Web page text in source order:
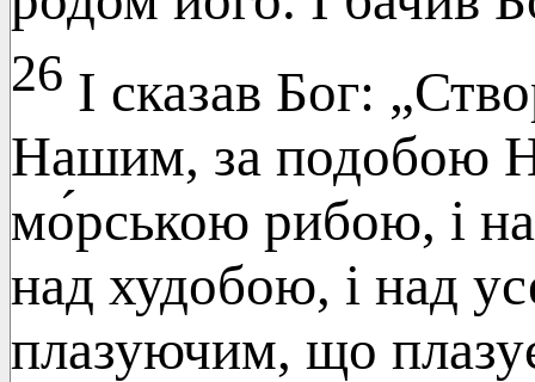
26 І сказав Бог:
Нашим, за подобою
мо́рською рибою, і
над худобою, і над
плазуючим, що